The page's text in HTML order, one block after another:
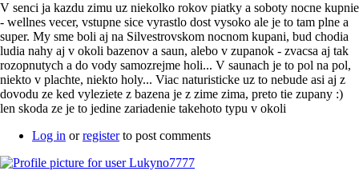
V senci ja kazdu zimu uz niekolko rokov piatky a soboty nocne kupnie
- wellnes vecer, vstupne sice vyrastlo dost vysoko ale je to tam plne a
super. My sme boli aj na Silvestrovskom nocnom kupani, bud chodia
ludia nahy aj v okoli bazenov a saun, alebo v zupanok - zvacsa aj tak
rozopnutych a do vody samozrejme holi... V saunach je to pol na pol,
niekto v plachte, niekto holy... Viac naturisticke uz to nebude asi aj z
dovodu ze ked vyleziete z bazena je z zime zima, preto tie zupany :)
len skoda ze je to jedine zariadenie takehoto typu v okoli
Log in orregisterto post comments